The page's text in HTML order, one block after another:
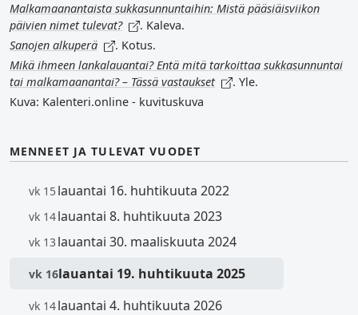
Malkamaanantaista sukkasunnuntaihin: Mistä pääsiäisviikon
päivien nimet tulevat?
. Kaleva.
Sanojen alkuperä
. Kotus.
Mikä ihmeen lankalauantai? Entä mitä tarkoittaa sukkasunnuntai
tai malkamaanantai? – Tässä vastaukset
. Yle.
Kuva: Kalenteri.online - kuvituskuva
MENNEET JA TULEVAT VUODET
vk 15lauantai 16. huhtikuuta 2022
vk 14lauantai 8. huhtikuuta 2023
vk 13 lauantai 30. maaliskuuta 2024
vk 16lauantai 19. huhtikuuta 2025
vk 14lauantai 4. huhtikuuta 2026